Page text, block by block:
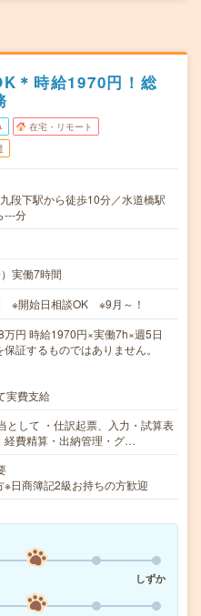
＊時給1970円！総
在宅・リモート
段下駅から徒歩10分／水道橋駅
---分
実働7時間
※開始日相談OK ※9月～！
円 時給1970円×実働7h×週5日
証するものではありません。
実費支給
として ・仕訳起票、入力・試算表
経費精算・出納管理・グ…
日商簿記2級お持ちの方歓迎
しずか